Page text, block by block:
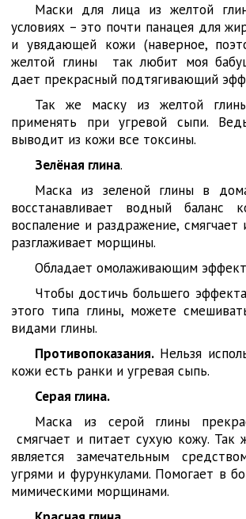
Маски для лица из желтой
условиях – это почти панацея для
и увядающей кожи (наверное,
желтой глины так любит моя
дает прекрасный подтягивающий
Так же маску из желтой
применять при угревой сыпи.
выводит из кожи все токсины.
Зелёная глина.
Маска из зеленой глины в
восстанавливает водный баланс
воспаление и раздражение,
разглаживает морщины.
Обладает омолаживающим
Чтобы достичь большего
этого типа глины, можете
видами глины.
Противопоказания. Нельзя
кожи есть ранки и угревая сыпь.
Серая глина.
Маска из серой глины
смягчает и питает сухую кожу. Так
является замечательным
угрями и фурункулами. Помогает в
мимическими морщинами.